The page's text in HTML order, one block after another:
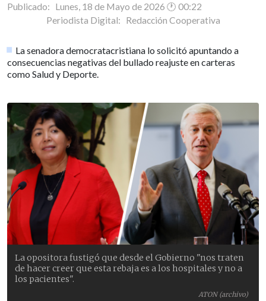
Publicado: Lunes, 18 de Mayo de 2026 🕐 00:22
Periodista Digital: Redacción Cooperativa
La senadora democratacristiana lo solicitó apuntando a
consecuencias negativas del bullado reajuste en carteras
como Salud y Deporte.
ATON (archivo)
La opositora fustigó que desde el Gobierno "nos traten
de hacer creer que esta rebaja es a los hospitales y no a
los pacientes".